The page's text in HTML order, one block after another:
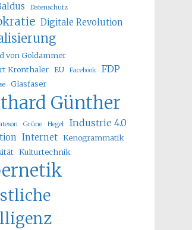
Datenschutz
Digitale Revolution
von Goldammer
Kronthaler EU Facebook FDP
Glasfaser
Günther
Grüne Hegel Industrie 4.0
Internet Kenogrammatik
Kulturtechnik